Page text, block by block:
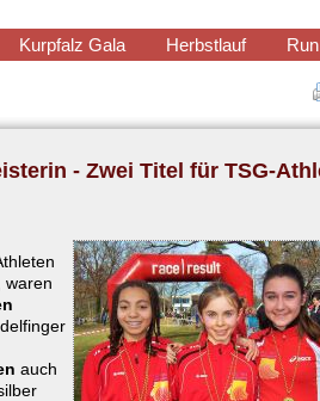
Kurpfalz Gala Herbstlauf
- Zwei Titel für TSG-
waren
auch